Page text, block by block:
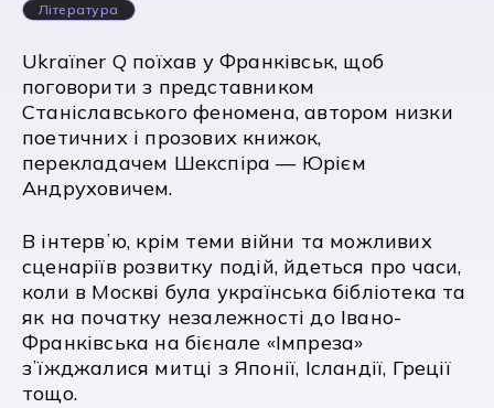
Література
Ukraїner Q поїхав у Франківськ, щоб
поговорити з представником
Станіславського феномена, автором низки
поетичних і прозових книжок,
перекладачем Шекспіра — Юрієм
Андруховичем.
В інтервʼю, крім теми війни та можливих
сценаріїв розвитку подій, йдеться про часи,
коли в Москві була українська бібліотека та
як на початку незалежності до Івано-
Франківська на бієнале «Імпреза»
зʼїжджалися митці з Японії, Ісландії, Греції
тощо.